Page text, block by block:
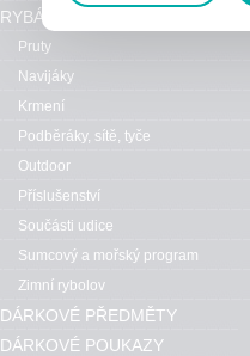
RYBÁŘSKÝ SORTIMENT
Pruty
Navijáky
Krmení
Podběráky, sítě, tyče
Outdoor
Příslušenství
Součásti udice
Sumcový a mořský program
Zimní rybolov
DÁRKOVÉ PŘEDMĚTY
DÁRKOVÉ POUKAZY